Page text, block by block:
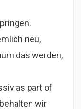
neu,
das werden,
as part of
wir